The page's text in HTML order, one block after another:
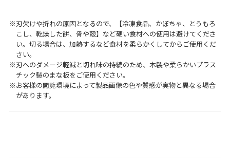
刃欠けや折れの原因となるので、【冷凍食品、かぼちゃ、とうもろ
こし、乾燥した餅、骨や殻】など硬い食材への使用は避けてくださ
い。切る場合は、加熱するなど食材を柔らかくしてからご使用くだ
さい。
刃へのダメージ軽減と切れ味の持続のため、木製や柔らかいプラス
チック製のまな板をご使用ください。
お客様の閲覧環境によって製品画像の色や質感が実物と異なる場合
があります。